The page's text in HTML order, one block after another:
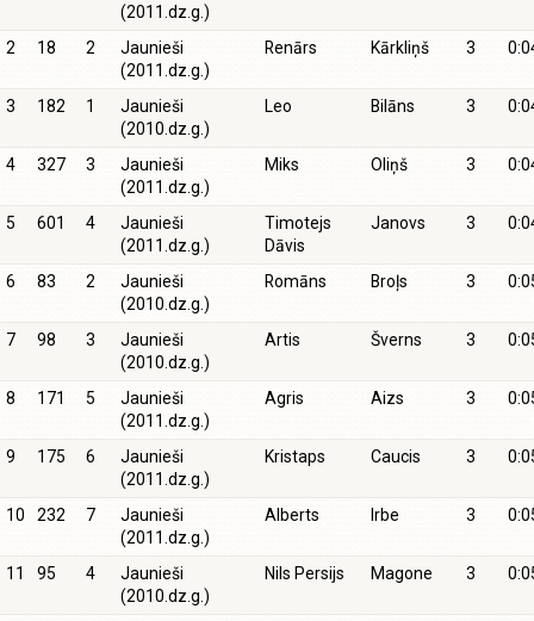
(2011.dz.g.)
2 18 2
Jaunieši
(2011.dz.g.)
Renārs Kārkliņš 3
3 182 1
Jaunieši
(2010.dz.g.)
Leo Bilāns 3
4 327 3
Jaunieši
(2011.dz.g.)
Miks Oliņš 3
5 601 4
Jaunieši
(2011.dz.g.)
Timotejs
Dāvis
Janovs 3
6 83 2
Jaunieši
(2010.dz.g.)
Romāns Broļs 3
7 98 3
Jaunieši
(2010.dz.g.)
Artis Šverns 3
8 171 5
Jaunieši
(2011.dz.g.)
Agris Aizs 3
9 175 6
Jaunieši
(2011.dz.g.)
Kristaps Caucis 3
10 232 7
Jaunieši
(2011.dz.g.)
Alberts Irbe 3
11 95 4
Jaunieši
(2010.dz.g.)
Nils Persijs Magone 3